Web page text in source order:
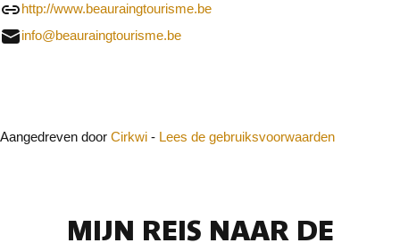
http://www.beauraingtourisme.be
info@beauraingtourisme.be
Aangedreven door Cirkwi - Lees de gebruiksvoorwaarden
MIJN REIS NAAR DE